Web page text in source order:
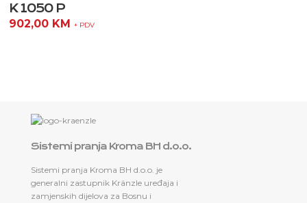
K 1050 P
902,00 KM + PDV
Sistemi pranja Kroma BH d.o.o.
Sistemi pranja Kroma BH d.o.o. je
generalni zastupnik Kränzle uređaja i
zamjenskih dijelova za Bosnu i